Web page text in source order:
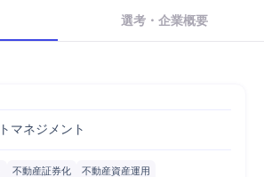
選考・企業概要
マネジメント
不動産証券化 不動産資産運用